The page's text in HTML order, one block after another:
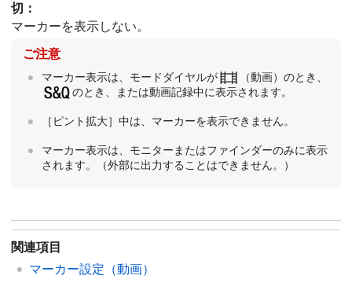
切 ：
マーカーを表示しない。
ご注意
マーカー表示は、モードダイヤルが （動画）のとき、
のとき、または動画記録中に表示されます。
［ピント拡大］ 中は、マーカーを表示できません。
マーカー表示は、モニターまたはファインダーのみに表示
されます。（外部に出力することはできません。）
関連項目
マーカー設定 （動画）